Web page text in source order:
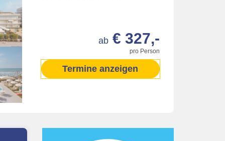
pro Person
ab € 327,-
Termine anzeigen